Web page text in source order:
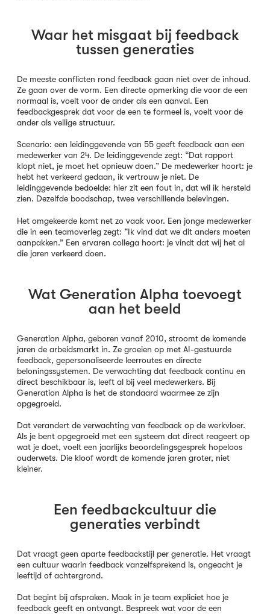
Waar het misgaat bij feedback
tussen generaties
De meeste conflicten rond feedback gaan niet over de inhoud.
Ze gaan over de vorm. Een directe opmerking die voor de een
normaal is, voelt voor de ander als een aanval. Een
feedbackgesprek dat voor de een te formeel is, voelt voor de
ander als veilige structuur.
Scenario: een leidinggevende van 55 geeft feedback aan een
medewerker van 24. De leidinggevende zegt: “Dat rapport
klopt niet, je moet het opnieuw doen.” De medewerker hoort: je
hebt het verkeerd gedaan, ik vertrouw je niet. De
leidinggevende bedoelde: hier zit een fout in, dat wil ik hersteld
zien. Dezelfde boodschap, twee verschillende belevingen.
Het omgekeerde komt net zo vaak voor. Een jonge medewerker
die in een teamoverleg zegt: “Ik vind dat we dit anders moeten
aanpakken.” Een ervaren collega hoort: je vindt dat wij het al
die jaren verkeerd doen.
Wat Generation Alpha toevoegt
aan het beeld
Generation Alpha, geboren vanaf 2010, stroomt de komende
jaren de arbeidsmarkt in. Ze groeien op met AI-gestuurde
feedback, gepersonaliseerde leerroutes en directe
beloningssystemen. De verwachting dat feedback continu en
direct beschikbaar is, leeft al bij veel medewerkers. Bij
Generation Alpha is het de standaard waarmee ze zijn
opgegroeid.
Dat verandert de verwachting van feedback op de werkvloer.
Als je bent opgegroeid met een systeem dat direct reageert op
wat je doet, voelt een jaarlijks beoordelingsgesprek hopeloos
ouderwets. Die kloof wordt de komende jaren groter, niet
kleiner.
Een feedbackcultuur die
generaties verbindt
Dat vraagt geen aparte feedbackstijl per generatie. Het vraagt
een cultuur waarin feedback vanzelfsprekend is, ongeacht je
leeftijd of achtergrond.
Dat begint bij afspraken. Maak in je team expliciet hoe je
feedback geeft en ontvangt. Bespreek wat voor de een